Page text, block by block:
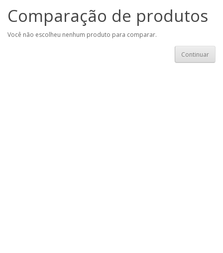
Comparação de produtos
Você não escolheu nenhum produto para comparar.
Continuar